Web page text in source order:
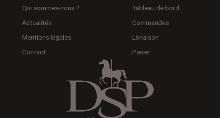
Qui sommes-nous ?
Actualités
Mentions légales
Contact
Tableau de bord
Commandes
Livraison
Panier